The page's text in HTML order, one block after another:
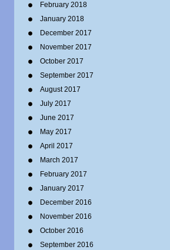
February 2018
January 2018
December 2017
November 2017
October 2017
September 2017
August 2017
July 2017
June 2017
May 2017
April 2017
March 2017
February 2017
January 2017
December 2016
November 2016
October 2016
September 2016